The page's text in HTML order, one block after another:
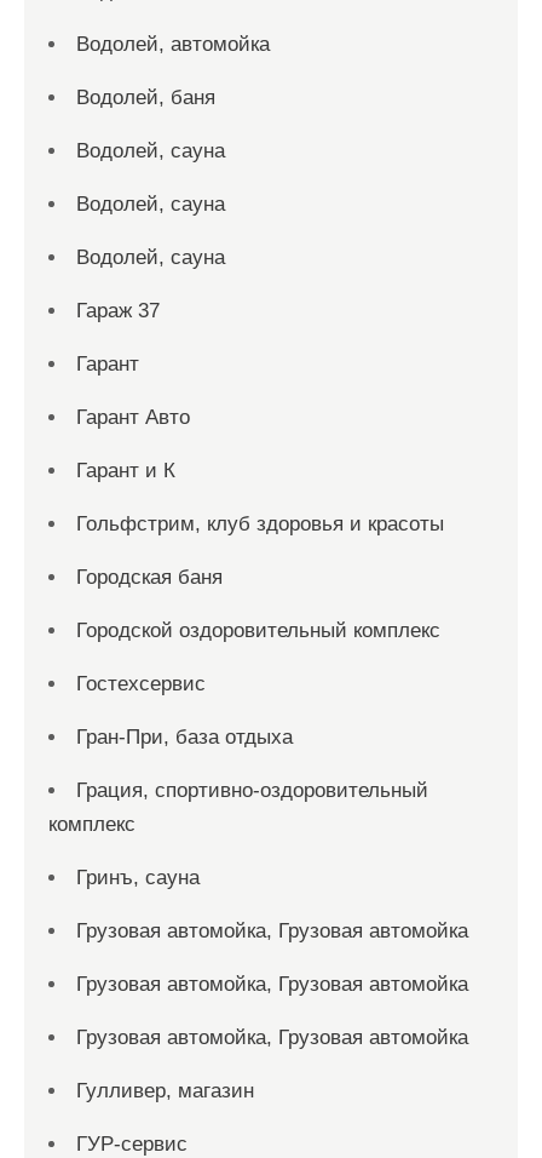
Водолей, автомойка
Водолей, баня
Водолей, сауна
Водолей, сауна
Водолей, сауна
Гараж 37
Гарант
Гарант Авто
Гарант и К
Гольфстрим, клуб здоровья и красоты
Городская баня
Городской оздоровительный комплекс
Гостехсервис
Гран-При, база отдыха
Грация, спортивно-оздоровительный
комплекс
Гринъ, сауна
Грузовая автомойка, Грузовая автомойка
Грузовая автомойка, Грузовая автомойка
Грузовая автомойка, Грузовая автомойка
Гулливер, магазин
ГУР-сервис